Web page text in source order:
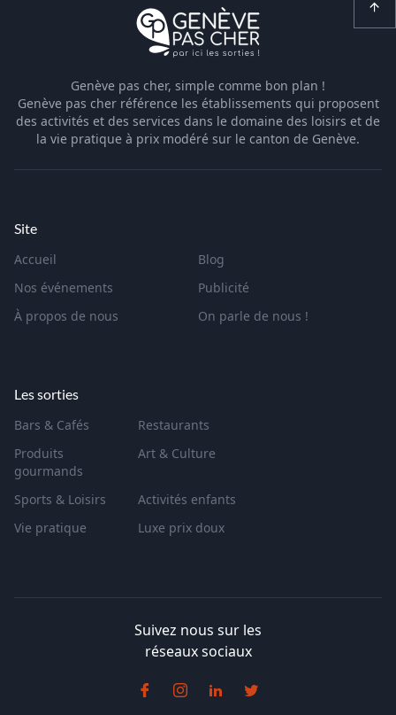
Genève pas cher, simple comme bon plan !
Genève pas cher référence les établissements qui proposent
des activités et des services dans le domaine des loisirs et de
la vie pratique à prix modéré sur le canton de Genève.
Site
Accueil
Blog
Nos événements
Publicité
À propos de nous
On parle de nous !
Les sorties
Bars & Cafés
Restaurants
Produits
gourmands
Art & Culture
Sports & Loisirs
Activités enfants
Vie pratique
Luxe prix doux
Suivez nous sur les
réseaux sociaux